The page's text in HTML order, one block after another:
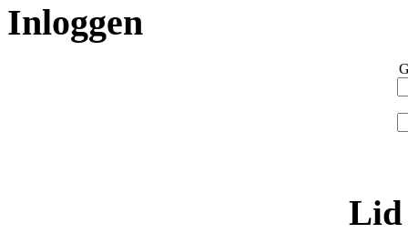
Inloggen
Lid